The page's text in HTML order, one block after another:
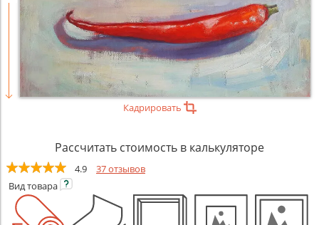
Кадрировать
Рассчитать стоимость в калькуляторе
4.9
37 отзывов
Видтовара